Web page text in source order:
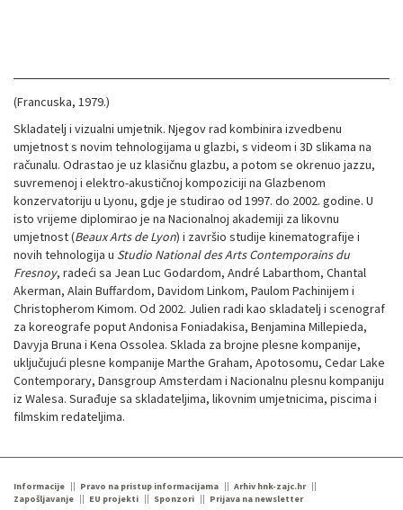
(Francuska, 1979.)
Skladatelj i vizualni umjetnik. Njegov rad kombinira izvedbenu
umjetnost s novim tehnologijama u glazbi, s videom i 3D slikama na
računalu. Odrastao je uz klasičnu glazbu, a potom se okrenuo jazzu,
suvremenoj i elektro-akustičnoj kompoziciji na Glazbenom
konzervatoriju u Lyonu, gdje je studirao od 1997. do 2002. godine. U
isto vrijeme diplomirao je na Nacionalnoj akademiji za likovnu
umjetnost (Beaux Arts de Lyon) i završio studije kinematografije i
novih tehnologija u Studio National des Arts Contemporains du
Fresnoy, radeći sa Jean Luc Godardom, André Labarthom, Chantal
Akerman, Alain Buffardom, Davidom Linkom, Paulom Pachinijem i
Christopherom Kimom. Od 2002. Julien radi kao skladatelj i scenograf
za koreografe poput Andonisa Foniadakisa, Benjamina Millepieda,
Davyja Bruna i Kena Ossolea. Sklada za brojne plesne kompanije,
uključujući plesne kompanije Marthe Graham, Apotosomu, Cedar Lake
Contemporary, Dansgroup Amsterdam i Nacionalnu plesnu kompaniju
iz Walesa. Surađuje sa skladateljima, likovnim umjetnicima, piscima i
filmskim redateljima.
Informacije Pravo na pristup informacijama
Arhiv hnk-zajc.hr
Zapošljavanje
EU projekti Sponzori Prijava na newsletter